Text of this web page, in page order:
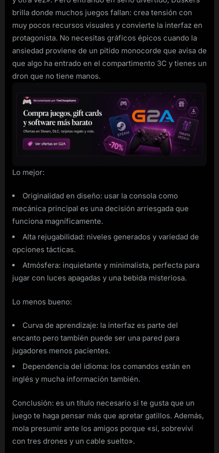
brilla donde muchos juegos fallan: crea tensión con
muy pocos recursos visuales y convierte la interfaz en
protagonista. No necesitas gráficos épicos cuando la
ansiedad proviene de un pitido monocorde que avisa de
que algo ha entrado en el compartimento 3C y tienes un
dron que no tiene manos.
Lo mejor:
Originalidad en diseño: usar la consola como
mecánica principal es una decisión arriesgada que
funciona magníficamente.
Alta rejugabilidad: niveles generados y variedad de
opciones tácticas.
Atmósfera: inquietante y minimalista, perfecta para
jugar con luces apagadas y una bebida misteriosa.
Lo menos bueno:
Curva de aprendizaje: la interfaz es parte del
encanto pero también puede ser una pared para
jugadores menos pacientes.
Dependencia del idioma: los comandos están en
inglés y mucha información también.
Conclusión: es un título necesario si te gusta que un
juego te haga pensar más que apretar gatillos. Además,
mola presumir ante los amigos porque «sí, sobreviví
con tres drones y un cable suelto».